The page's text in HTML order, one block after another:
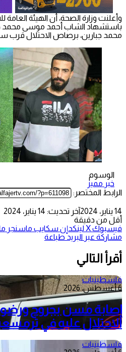
وأعلنت وزارة الصحة، أن الهيئة العامة
باستشهاد الشاب أحمد موسى محمد
محمد جبارين، برصاص الاحتلال قرب
الوسوم
خبر مميز
الرابط المختصر:
14 يناير، 2024
آخر تحديث: 14 يناير، 2024
أقل من دقيقة
فيسبوك‫Xلينكدإن سكايب ماسنجر
مشاركة عبر البريد طباعة
أقرأ التالي
فلسطينيات
6 أغسطس، 2026
إصابة مسن بجروح
الاحتلال عليه في
فلسطينيات